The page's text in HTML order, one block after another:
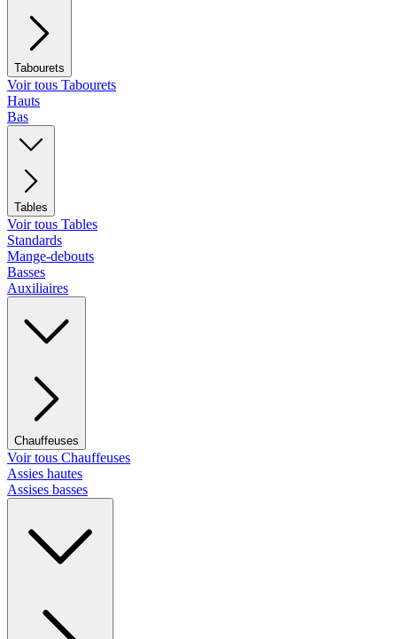
Tabourets
Voir tous Tabourets
Hauts
Bas
Tables
Voir tous Tables
Standards
Mange-debouts
Basses
Auxiliaires
Chauffeuses
Voir tous Chauffeuses
Assies hautes
Assises basses